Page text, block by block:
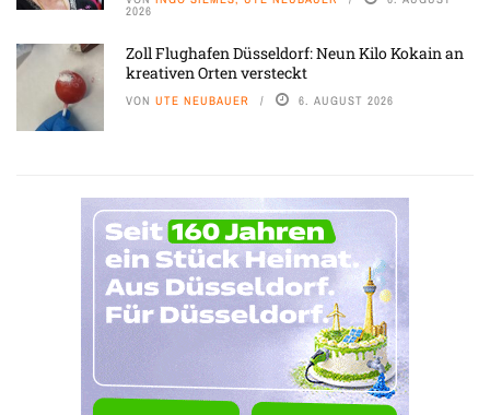
2026
Zoll Flughafen Düsseldorf: Neun Kilo Kokain an
kreativen Orten versteckt
VON UTE NEUBAUER 6. AUGUST 2026